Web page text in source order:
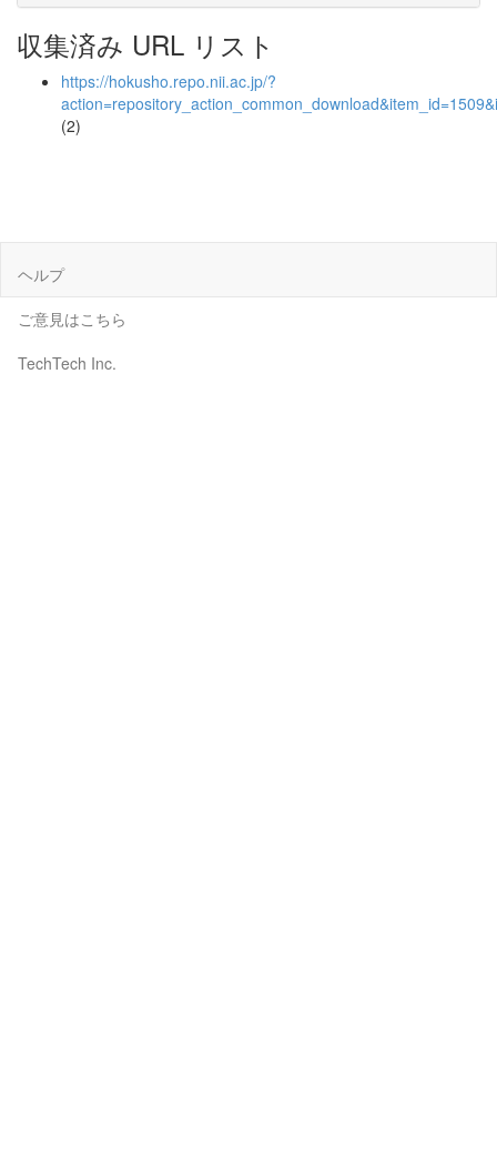
収集済み URL リスト
https://hokusho.repo.nii.ac.jp/?
(2)
ヘルプ
ご意見はこちら
TechTech Inc.